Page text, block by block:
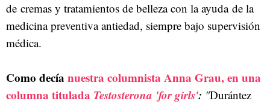
de cremas y tratamientos de belleza con la ayuda de la
medicina preventiva antiedad, siempre bajo supervisión
médica.
Como decía nuestra columnista Anna Grau, en una
columna titulada Testosterona 'for girls': "Durántez